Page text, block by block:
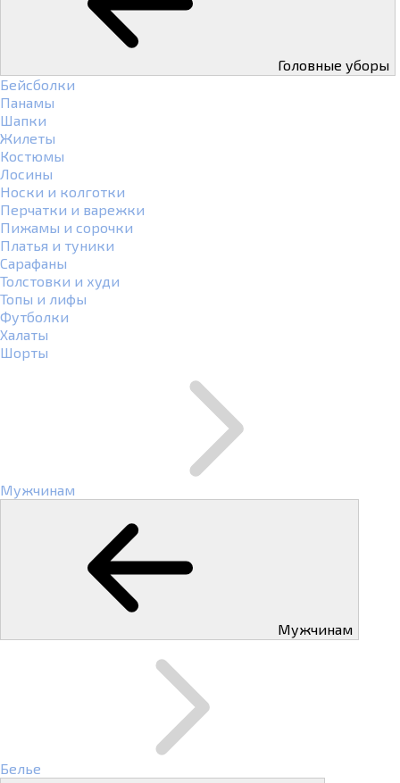
Головные уборы
Бейсболки
Панамы
Шапки
Жилеты
Костюмы
Лосины
Носки и колготки
Перчатки и варежки
Пижамы и сорочки
Платья и туники
Сарафаны
Толстовки и худи
Топы и лифы
Футболки
Халаты
Шорты
Мужчинам
Мужчинам
Белье